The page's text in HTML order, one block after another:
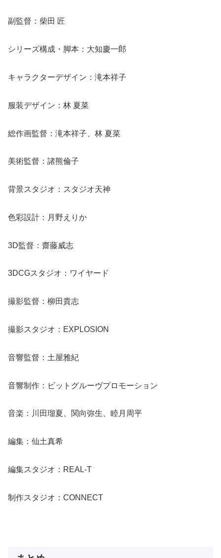
副監督：柴田 匠
シリーズ構成・脚本：大知慶一郎
キャラクターデザイン：滝本祥子
服装デザイン：林 夏菜
総作画監督：滝本祥子、林 夏菜
美術監督：諸熊倫子
背景スタジオ：スタジオ天神
色彩設計：月野えりか
3D監督：齋藤威志
3DCGスタジオ：ワイヤード
撮影監督：柳田貴志
撮影スタジオ：EXPLOSION
音響監督：土屋雅紀
音響制作：ビットグルーヴプロモーション
音楽：川田瑠夏、関向弥生、睦月周平
編集：仙土真希
編集スタジオ：REAL-T
制作スタジオ：CONNECT